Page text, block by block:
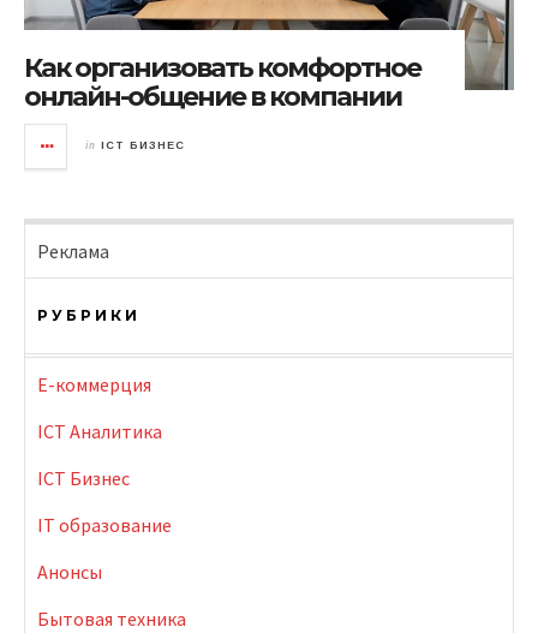
Как организовать комфортное
онлайн-общение в компании
in ICT БИЗНЕС
Реклама
РУБРИКИ
E-коммерция
ICT Аналитика
ICT Бизнес
IT образование
Анонсы
Бытовая техника